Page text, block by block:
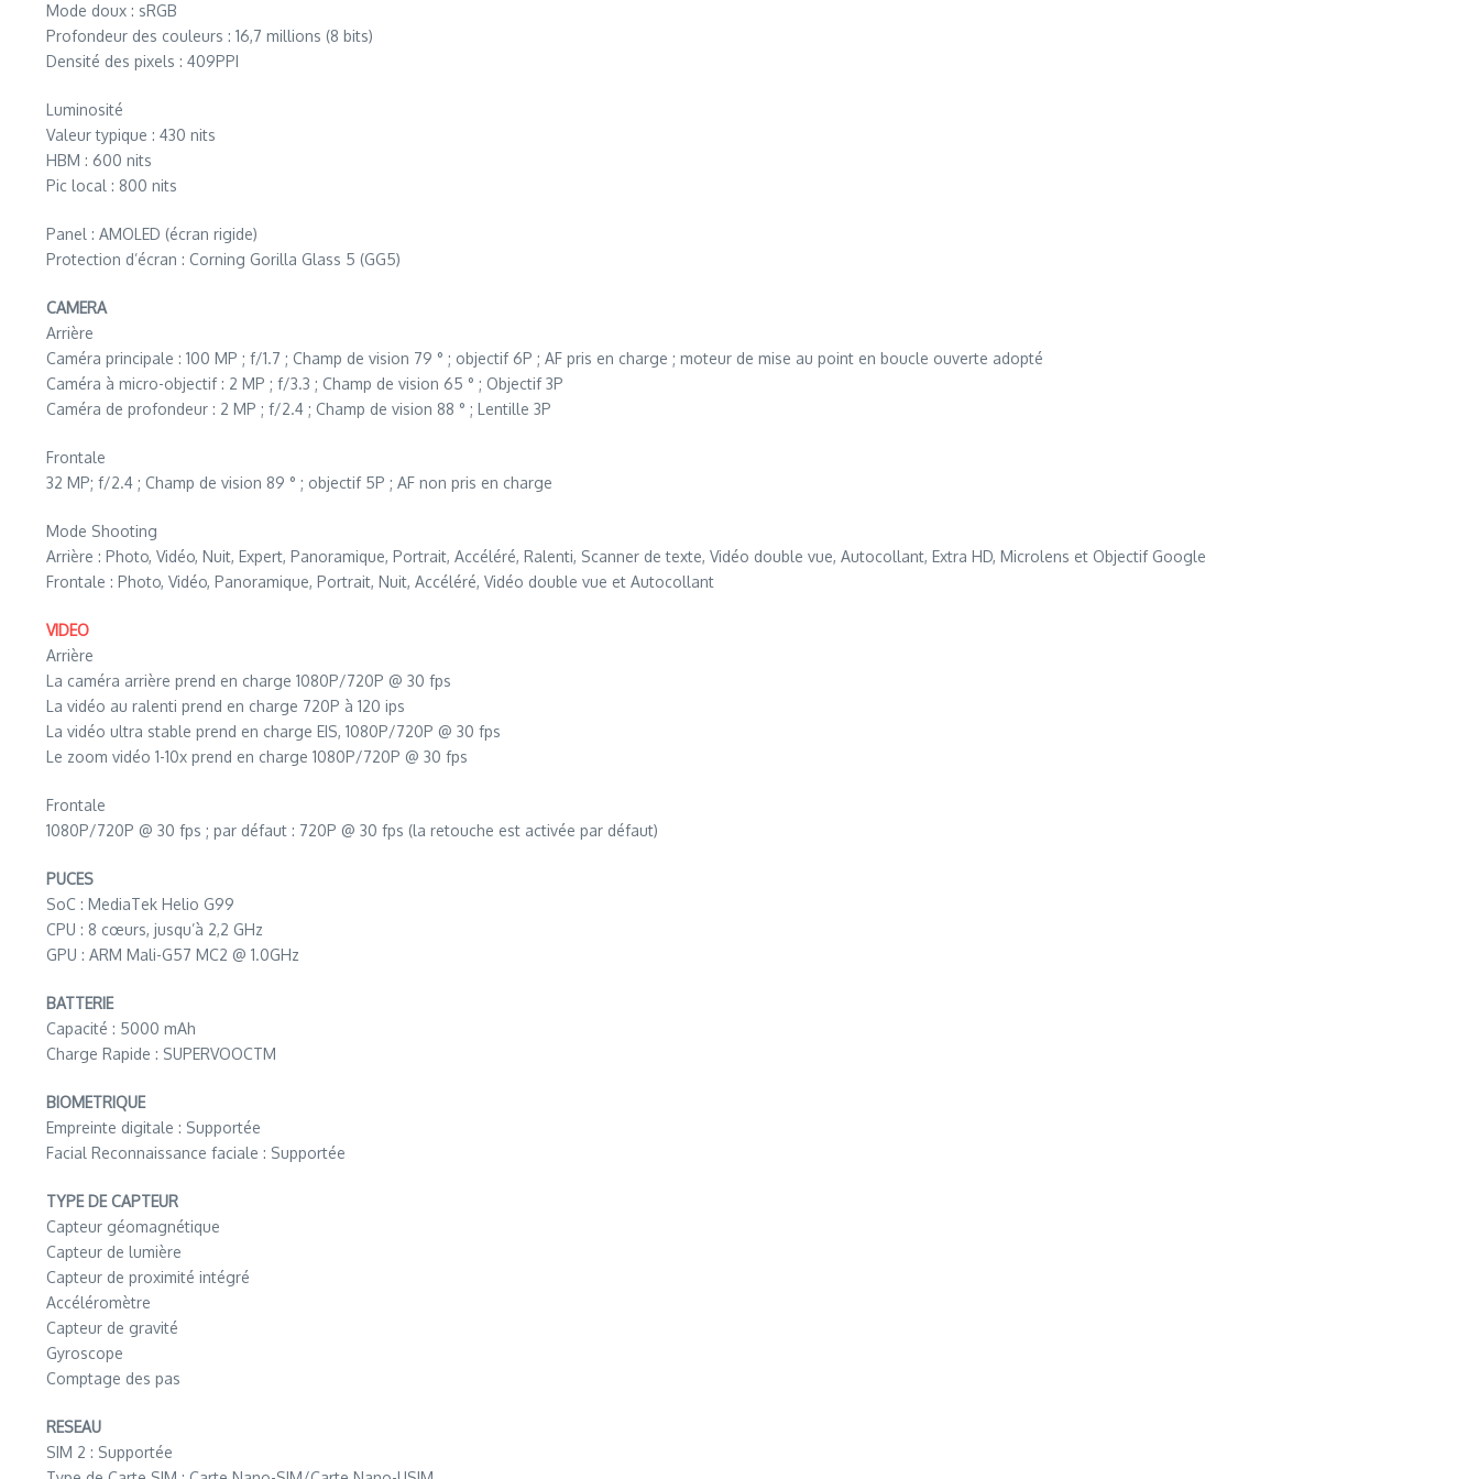
Mode doux : sRGB
Profondeur des couleurs : 16,7 millions (8 bits)
Densité des pixels : 409PPI
Luminosité
Valeur typique : 430 nits
HBM : 600 nits
Pic local : 800 nits
Panel : AMOLED (écran rigide)
Protection d’écran : Corning Gorilla Glass 5 (GG5)
CAMERA
Arrière
Caméra principale : 100 MP ; f/1.7 ; Champ de vision 79 ° ; objectif 6P ; AF pris en charge ; moteur de mise au point en boucle ouverte adopté
Caméra à micro-objectif : 2 MP ; f/3.3 ; Champ de vision 65 ° ; Objectif 3P
Caméra de profondeur : 2 MP ; f/2.4 ; Champ de vision 88 ° ; Lentille 3P
Frontale
32 MP; f/2.4 ; Champ de vision 89 ° ; objectif 5P ; AF non pris en charge
Mode Shooting
Arrière : Photo, Vidéo, Nuit, Expert, Panoramique, Portrait, Accéléré, Ralenti, Scanner de texte, Vidéo double vue, Autocollant, Extra HD, Microlens et Objectif Google
Frontale : Photo, Vidéo, Panoramique, Portrait, Nuit, Accéléré, Vidéo double vue et Autocollant
VIDEO
Arrière
La caméra arrière prend en charge 1080P/720P @ 30 fps
La vidéo au ralenti prend en charge 720P à 120 ips
La vidéo ultra stable prend en charge EIS, 1080P/720P @ 30 fps
Le zoom vidéo 1-10x prend en charge 1080P/720P @ 30 fps
Frontale
1080P/720P @ 30 fps ; par défaut : 720P @ 30 fps (la retouche est activée par défaut)
PUCES
SoC : MediaTek Helio G99
CPU : 8 cœurs, jusqu’à 2,2 GHz
GPU : ARM Mali-G57 MC2 @ 1.0GHz
BATTERIE
Capacité : 5000 mAh
Charge Rapide : SUPERVOOCTM
BIOMETRIQUE
Empreinte digitale : Supportée
Facial Reconnaissance faciale : Supportée
TYPE DE CAPTEUR
Capteur géomagnétique
Capteur de lumière
Capteur de proximité intégré
Accéléromètre
Capteur de gravité
Gyroscope
Comptage des pas
RESEAU
SIM 2 : Supportée